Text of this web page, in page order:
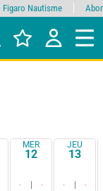
MER
12
- -
JEU
13
- -
Figaro Nautisme